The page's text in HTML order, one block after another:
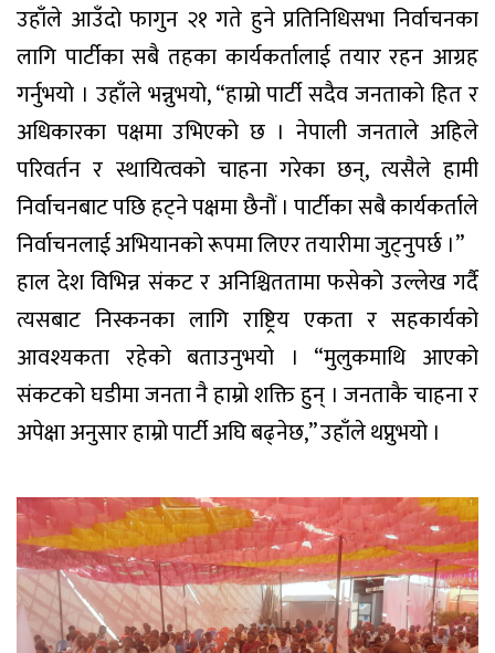
उहाँले आउँदो फागुन २१ गते हुने प्रतिनिधिसभा निर्वाचनका
लागि पार्टीका सबै तहका कार्यकर्तालाई तयार रहन आग्रह
गर्नुभयो । उहाँले भन्नुभयो, “हाम्रो पार्टी सदैव जनताको हित र
अधिकारका पक्षमा उभिएको छ । नेपाली जनताले अहिले
परिवर्तन र स्थायित्वको चाहना गरेका छन्, त्यसैले हामी
निर्वाचनबाट पछि हट्ने पक्षमा छैनौं । पार्टीका सबै कार्यकर्ताले
निर्वाचनलाई अभियानको रूपमा लिएर तयारीमा जुट्नुपर्छ ।”
हाल देश विभिन्न संकट र अनिश्चिततामा फसेको उल्लेख गर्दै
त्यसबाट निस्कनका लागि राष्ट्रिय एकता र सहकार्यको
आवश्यकता रहेको बताउनुभयो । “मुलुकमाथि आएको
संकटको घडीमा जनता नै हाम्रो शक्ति हुन् । जनताकै चाहना र
अपेक्षा अनुसार हाम्रो पार्टी अघि बढ्नेछ,” उहाँले थप्नुभयो ।